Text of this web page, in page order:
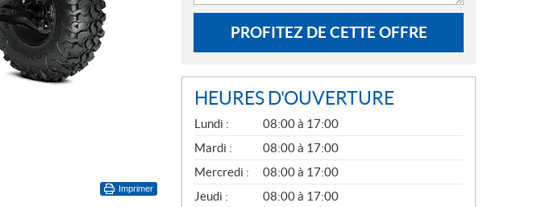
Imprimer
PROFITEZ DE CETTE OFFRE
HEURES D'OUVERTURE
G
É
N
É
R
A
L
Lundi :
08:00 à 17:00
Mardi :
08:00 à 17:00
Mercredi :
08:00 à 17:00
Jeudi :
08:00 à 17:00